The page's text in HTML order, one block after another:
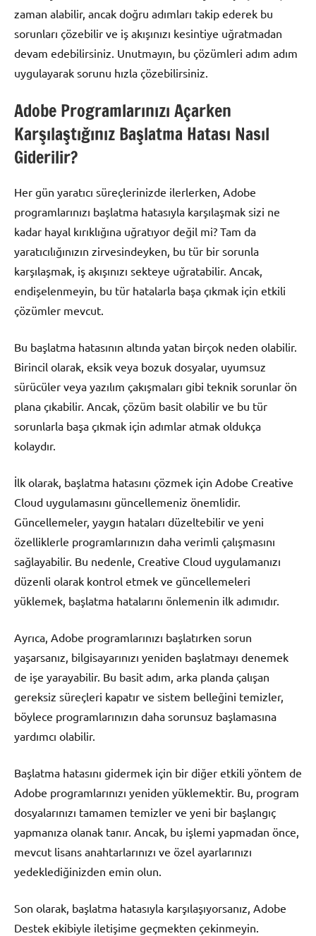
zaman alabilir, ancak doğru adımları takip ederek bu
sorunları çözebilir ve iş akışınızı kesintiye uğratmadan
devam edebilirsiniz. Unutmayın, bu çözümleri adım adım
uygulayarak sorunu hızla çözebilirsiniz.
Adobe Programlarınızı Açarken
Karşılaştığınız Başlatma Hatası Nasıl
Giderilir?
Her gün yaratıcı süreçlerinizde ilerlerken, Adobe
programlarınızı başlatma hatasıyla karşılaşmak sizi ne
kadar hayal kırıklığına uğratıyor değil mi? Tam da
yaratıcılığınızın zirvesindeyken, bu tür bir sorunla
karşılaşmak, iş akışınızı sekteye uğratabilir. Ancak,
endişelenmeyin, bu tür hatalarla başa çıkmak için etkili
çözümler mevcut.
Bu başlatma hatasının altında yatan birçok neden olabilir.
Birincil olarak, eksik veya bozuk dosyalar, uyumsuz
sürücüler veya yazılım çakışmaları gibi teknik sorunlar ön
plana çıkabilir. Ancak, çözüm basit olabilir ve bu tür
sorunlarla başa çıkmak için adımlar atmak oldukça
kolaydır.
İlk olarak, başlatma hatasını çözmek için Adobe Creative
Cloud uygulamasını güncellemeniz önemlidir.
Güncellemeler, yaygın hataları düzeltebilir ve yeni
özelliklerle programlarınızın daha verimli çalışmasını
sağlayabilir. Bu nedenle, Creative Cloud uygulamanızı
düzenli olarak kontrol etmek ve güncellemeleri
yüklemek, başlatma hatalarını önlemenin ilk adımıdır.
Ayrıca, Adobe programlarınızı başlatırken sorun
yaşarsanız, bilgisayarınızı yeniden başlatmayı denemek
de işe yarayabilir. Bu basit adım, arka planda çalışan
gereksiz süreçleri kapatır ve sistem belleğini temizler,
böylece programlarınızın daha sorunsuz başlamasına
yardımcı olabilir.
Başlatma hatasını gidermek için bir diğer etkili yöntem de
Adobe programlarınızı yeniden yüklemektir. Bu, program
dosyalarınızı tamamen temizler ve yeni bir başlangıç
yapmanıza olanak tanır. Ancak, bu işlemi yapmadan önce,
mevcut lisans anahtarlarınızı ve özel ayarlarınızı
yedeklediğinizden emin olun.
Son olarak, başlatma hatasıyla karşılaşıyorsanız, Adobe
Destek ekibiyle iletişime geçmekten çekinmeyin.